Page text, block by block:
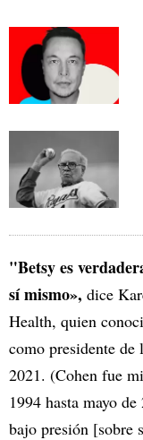
"Betsy es
sí mismo», dice
Health, quien
como presidente de
2021. (Cohen fue
1994 hasta mayo
bajo presión [sobre